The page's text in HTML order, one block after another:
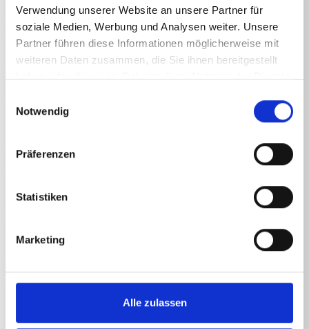
Verwendung unserer Website an unsere Partner für
soziale Medien, Werbung und Analysen weiter. Unsere
Partner führen diese Informationen möglicherweise mit
weiteren Daten zusammen, die Sie ihnen bereitgestellt
haben oder die sie im Rahmen Ihrer Nutzung der Dienste
Notwendig
Präferenzen
Statistiken
Marketing
Alle zulassen
Rohrreinigungsschlauch 10 m
0,799
kg
1,1kg
1,47kg
Rohrreinigungsschlauch 25 m
1,835
kg
Rohrreinigungsschlauch 30 m
2,1975kg